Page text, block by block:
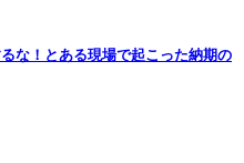
な！とある現場で起こった納期の